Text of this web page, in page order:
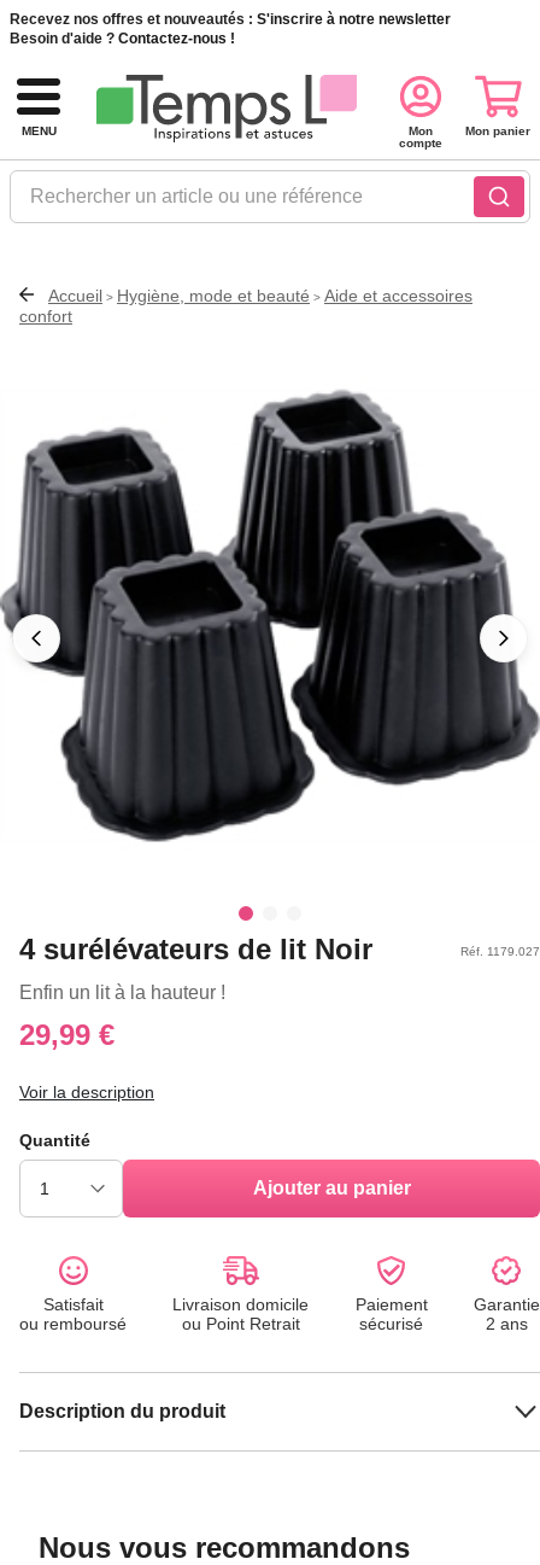
Recevez nos offres et nouveautés : S'inscrire à notre newsletter
Besoin d'aide ? Contactez-nous !
MENU
Rechercher un article ou une référence
Mon
compte
Mon panier
Accueil > Hygiène, mode et beauté > Aide et accessoires
confort
4 surélévateurs de lit Noir
Enfin un lit à la hauteur !
Réf. 1179.027
29,99 €
Voir la description
Quantité
Ajouter au panier
Satisfait
ou remboursé
Livraison domicile
ou Point Retrait
Paiement
sécurisé
Garantie
2 ans
Description du produit
Nous vous recommandons